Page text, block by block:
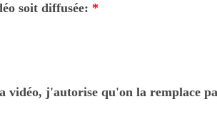
soit diffusée: *
vidéo, j'autorise qu'on la remplace